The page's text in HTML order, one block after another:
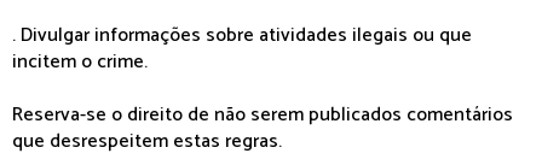
. Divulgar informações sobre atividades ilegais ou que
incitem o crime.
Reserva-se o direito de não serem publicados comentários
que desrespeitem estas regras.